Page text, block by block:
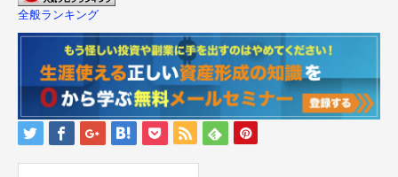
全般ランキング